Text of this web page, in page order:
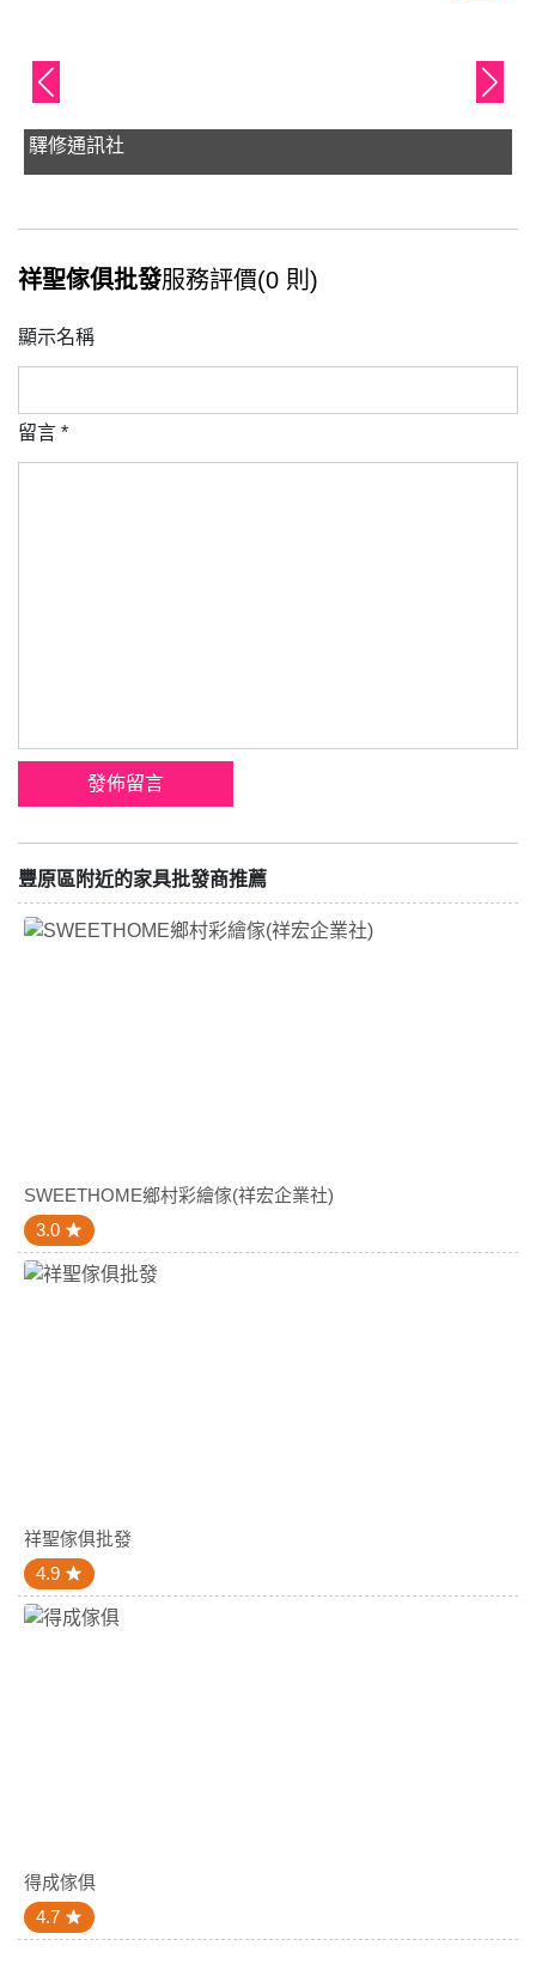
驛修通訊社
祥聖傢俱批發服務評價(0 則)
顯示名稱
留言 *
豐原區附近的家具批發商推薦
SWEETHOME鄉村彩繪傢(祥宏企業社)
3.0
祥聖傢俱批發
4.9
得成傢俱
4.7